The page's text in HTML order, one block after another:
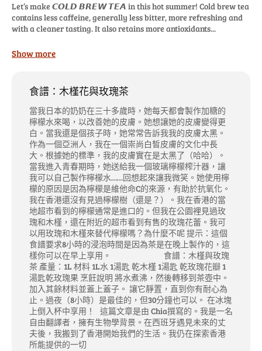
Let’s make 𝘾𝙊𝙇𝘿 𝘽𝙍𝙀𝙒 𝙏𝙀𝘼 in this hot summer! Cold brew tea
contains less caffeine, generally less bitter, more refreshing and
with a cleaner tasting. It also retains more antioxidants...
Show more
食譜：木槿花與玫瑰茶
當我日本的奶奶在三十多歲時，她每天都會製作加糖的
檸檬水來喝，以改善她的皮膚。她想讓她的皮膚變得更
白。當我還是個孩子時，她常常告訴我我的皮膚太黑。
作為一個亞洲人，我在一個崇尚白皙皮膚的文化中長
大。根據她的標準，我的皮膚實在是太黑了（哈哈）。
當我進入青春期時，她送給我一個玻璃檸檬榨汁器，讓
我可以自己製作檸檬水……回想起來讓我微笑。她使用檸
檬的原因是因為檸檬是維他命C的來源，有助於抗氧化。
我在香港還沒有見過檸檬樹（還是？）。我在香港的當
地超市看到的檸檬通常是進口的。但我在公園裡見過玫
瑰和木槿，還在附近的超市看到有售的玫瑰花蕾。我可
以用玫瑰和木槿來替代檸檬嗎？為什麼不呢 提示：這個
食譜要求8小時的浸泡時間是因為茶是在晚上製作的，這
樣你可以在早上享用。 食譜：木槿與玫瑰
茶 產量：1L 材料 1L水 1湯匙 乾木槿 1湯匙 乾玫瑰花瓣 1
湯匙乾玫瑰果 烹飪說明 將水煮沸，然後轉移到茶壺中。
加入其餘材料並蓋上蓋子。 讓它靜置，直到你有耐心為
止。過夜（8小時）是最佳的，但30分鐘也可以。 在冰塊
上倒入杯中享用！ 這篇文章是由 Chia撰寫的。我是一名
自由翻譯者，擁有生物學背景。在西班牙遇見未來的丈
夫後，我搬到了香港開始我們的生活。我仍在探索香港
所能提供的一切